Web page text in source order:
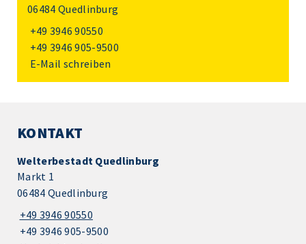
06484 Quedlinburg
+49 3946 90550
+49 3946 905-9500
E-Mail schreiben
KONTAKT
Welterbestadt Quedlinburg
Markt 1
06484 Quedlinburg
+49 3946 90550
+49 3946 905-9500